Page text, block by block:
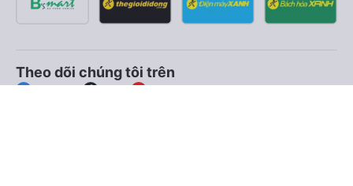
Theo dõi chúng tôi trên
Facebook Tiktok Youtube